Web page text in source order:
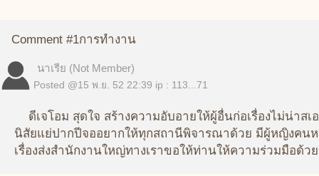
Comment #1การทำงาน
นาเรีย (Not Member)
Posted @15 พ.ย. 52 22:39 ip : 113...71
ดีเจโอม สุดใจ สร้างความอับอายให้ผู้อื่นก่อเรื่องไม่น่าส
นิสัยแย่ปากปีจออยากให้ทุกสถานีพิจารณาด้วย มีผู้หญิงคน
เรื่องส่งสำนักงานใหญ่ทางเราขอให้ท่านให้ความร่วมมือด้